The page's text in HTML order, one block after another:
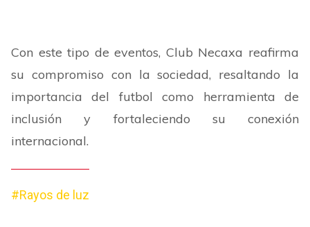
Con este tipo de eventos, Club Necaxa reafirma
su compromiso con la sociedad, resaltando la
importancia del futbol como herramienta de
inclusión y fortaleciendo su conexión
internacional.
#Rayos de luz